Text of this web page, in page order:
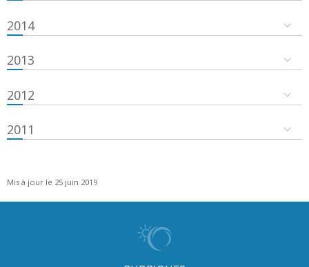
2014
2013
2012
2011
Mis à jour le 25 juin 2019